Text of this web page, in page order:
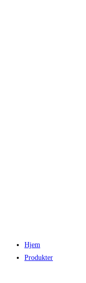
Hjem
Produkter